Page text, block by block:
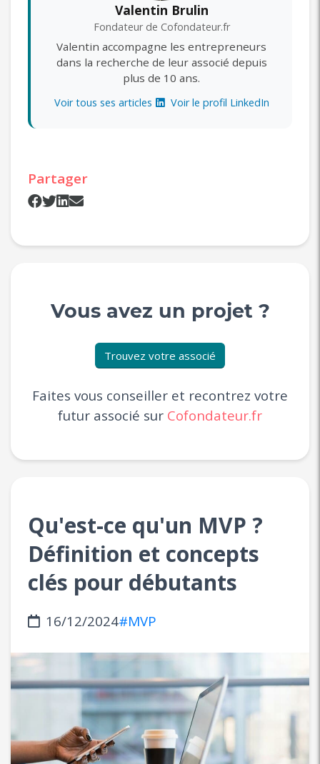
Valentin Brulin
Fondateur de Cofondateur.fr
Valentin accompagne les entrepreneurs
dans la recherche de leur associé depuis
plus de 10 ans.
Voir tous ses articles Voir le profil LinkedIn
Partager
Vous avez un projet ?
Trouvez votre associé
Faites vous conseiller et recontrez votre
futur associé sur Cofondateur.fr
Qu'est-ce qu'un MVP ?
Définition et concepts
clés pour débutants
16/12/2024#MVP